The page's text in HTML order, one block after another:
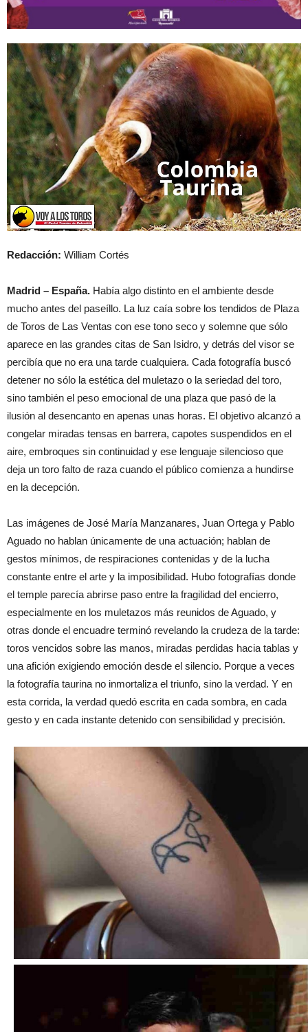
Redacción: William Cortés
Madrid – España. Había algo distinto en el ambiente desde
mucho antes del paseíllo. La luz caía sobre los tendidos de Plaza
de Toros de Las Ventas con ese tono seco y solemne que sólo
aparece en las grandes citas de San Isidro, y detrás del visor se
percibía que no era una tarde cualquiera. Cada fotografía buscó
detener no sólo la estética del muletazo o la seriedad del toro,
sino también el peso emocional de una plaza que pasó de la
ilusión al desencanto en apenas unas horas. El objetivo alcanzó a
congelar miradas tensas en barrera, capotes suspendidos en el
aire, embroques sin continuidad y ese lenguaje silencioso que
deja un toro falto de raza cuando el público comienza a hundirse
en la decepción.
Las imágenes de José María Manzanares, Juan Ortega y Pablo
Aguado no hablan únicamente de una actuación; hablan de
gestos mínimos, de respiraciones contenidas y de la lucha
constante entre el arte y la imposibilidad. Hubo fotografías donde
el temple parecía abrirse paso entre la fragilidad del encierro,
especialmente en los muletazos más reunidos de Aguado, y
otras donde el encuadre terminó revelando la crudeza de la tarde:
toros vencidos sobre las manos, miradas perdidas hacia tablas y
una afición exigiendo emoción desde el silencio. Porque a veces
la fotografía taurina no inmortaliza el triunfo, sino la verdad. Y en
esta corrida, la verdad quedó escrita en cada sombra, en cada
gesto y en cada instante detenido con sensibilidad y precisión.